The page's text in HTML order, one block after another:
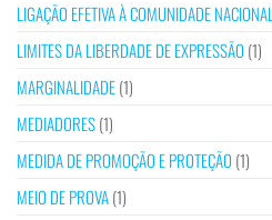
LIGAÇÃO EFETIVA À COMUNIDADE NACIONAL
LIMITES DA LIBERDADE DE EXPRESSÃO (1)
MARGINALIDADE(1)
MEDIADORES(1)
MEDIDA DE PROMOÇÃO E PROTEÇÃO (1)
MEIO DE PROVA(1)